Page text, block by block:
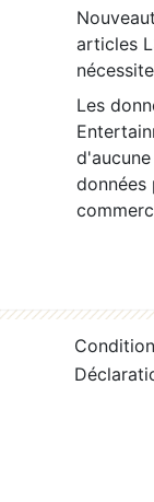
articles
Les
données